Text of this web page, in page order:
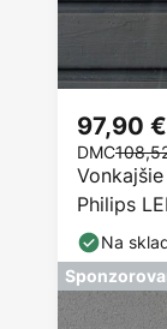
Philips
700 K
97,90 €
DMC
Na